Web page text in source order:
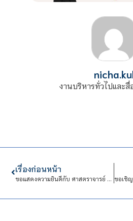
งานบริหารทั่วไปและสื่
เรื่องก่อนหน้า
ขอแสดงความยินดีกับ ศาสตราจารย์ ดร.นายแพทย์พงษ์รักษ์ ศรีบัณฑิตมงคล